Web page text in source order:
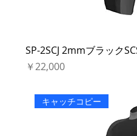
SP-2SCJ 2mmブラック
価格
￥22,000
キャッチコピー